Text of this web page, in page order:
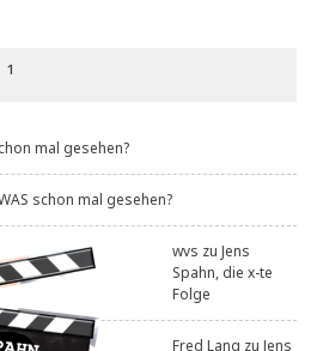
mal gesehen?
schon mal gesehen?
wvs zuJens
Spahn, die x-te
Folge
Fred Lang zuJens